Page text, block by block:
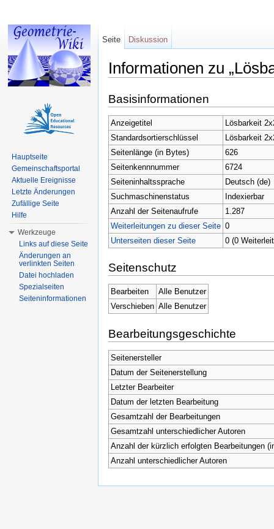
Informationen zu
Basisinformationen
Anzeigetitel
Lösbarkeit
Standardsortierschlüssel
Lösbarkeit
Seitenlänge (in Bytes)
626
Seitenkennnummer
6724
Seiteninhaltssprache
Deutsch (de)
Suchmaschinenstatus
Indexierbar
Anzahl der Seitenaufrufe
1.287
Weiterleitungen zu dieser Seite 0
Unterseiten dieser Seite
0 (0
Seitenschutz
Bearbeiten
Alle Benutzer
Verschieben Alle Benutzer
Bearbeitungsgeschichte
Seitenersteller
Datum der Seitenerstellung
Letzter Bearbeiter
Datum der letzten Bearbeitung
Gesamtzahl der Bearbeitungen
Gesamtzahl unterschiedlicher Autoren
Anzahl der kürzlich erfolgten Bearbeitungen
Anzahl unterschiedlicher Autoren
Seite Diskussion
Hauptseite
Gemeinschaftsportal
Aktuelle Ereignisse
Letzte Änderungen
Zufällige Seite
Hilfe
Werkzeuge
Links auf diese Seite
Änderungen an
verlinkten Seiten
Datei hochladen
Spezialseiten
Seiteninformationen